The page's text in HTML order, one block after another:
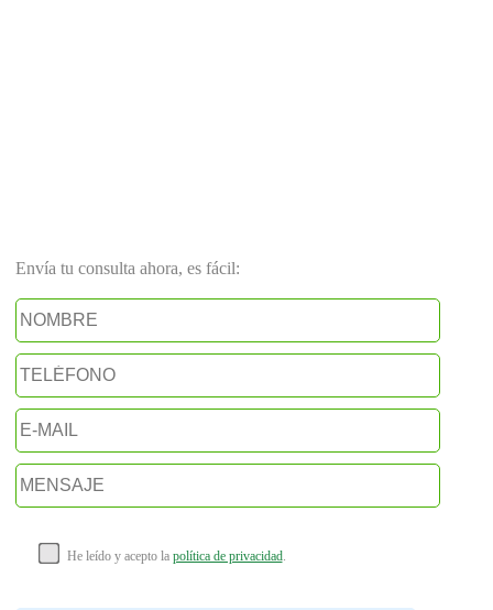
Envía tu consulta ahora, es fácil:
He leído y acepto la política de privacidad.